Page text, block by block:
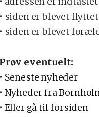
• siden er blevet
• siden er blevet
Prøv eventuelt:
• Seneste nyheder
• Nyheder fra
• Eller gå til forsiden